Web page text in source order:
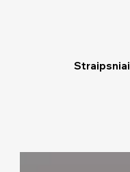
Straipsniai